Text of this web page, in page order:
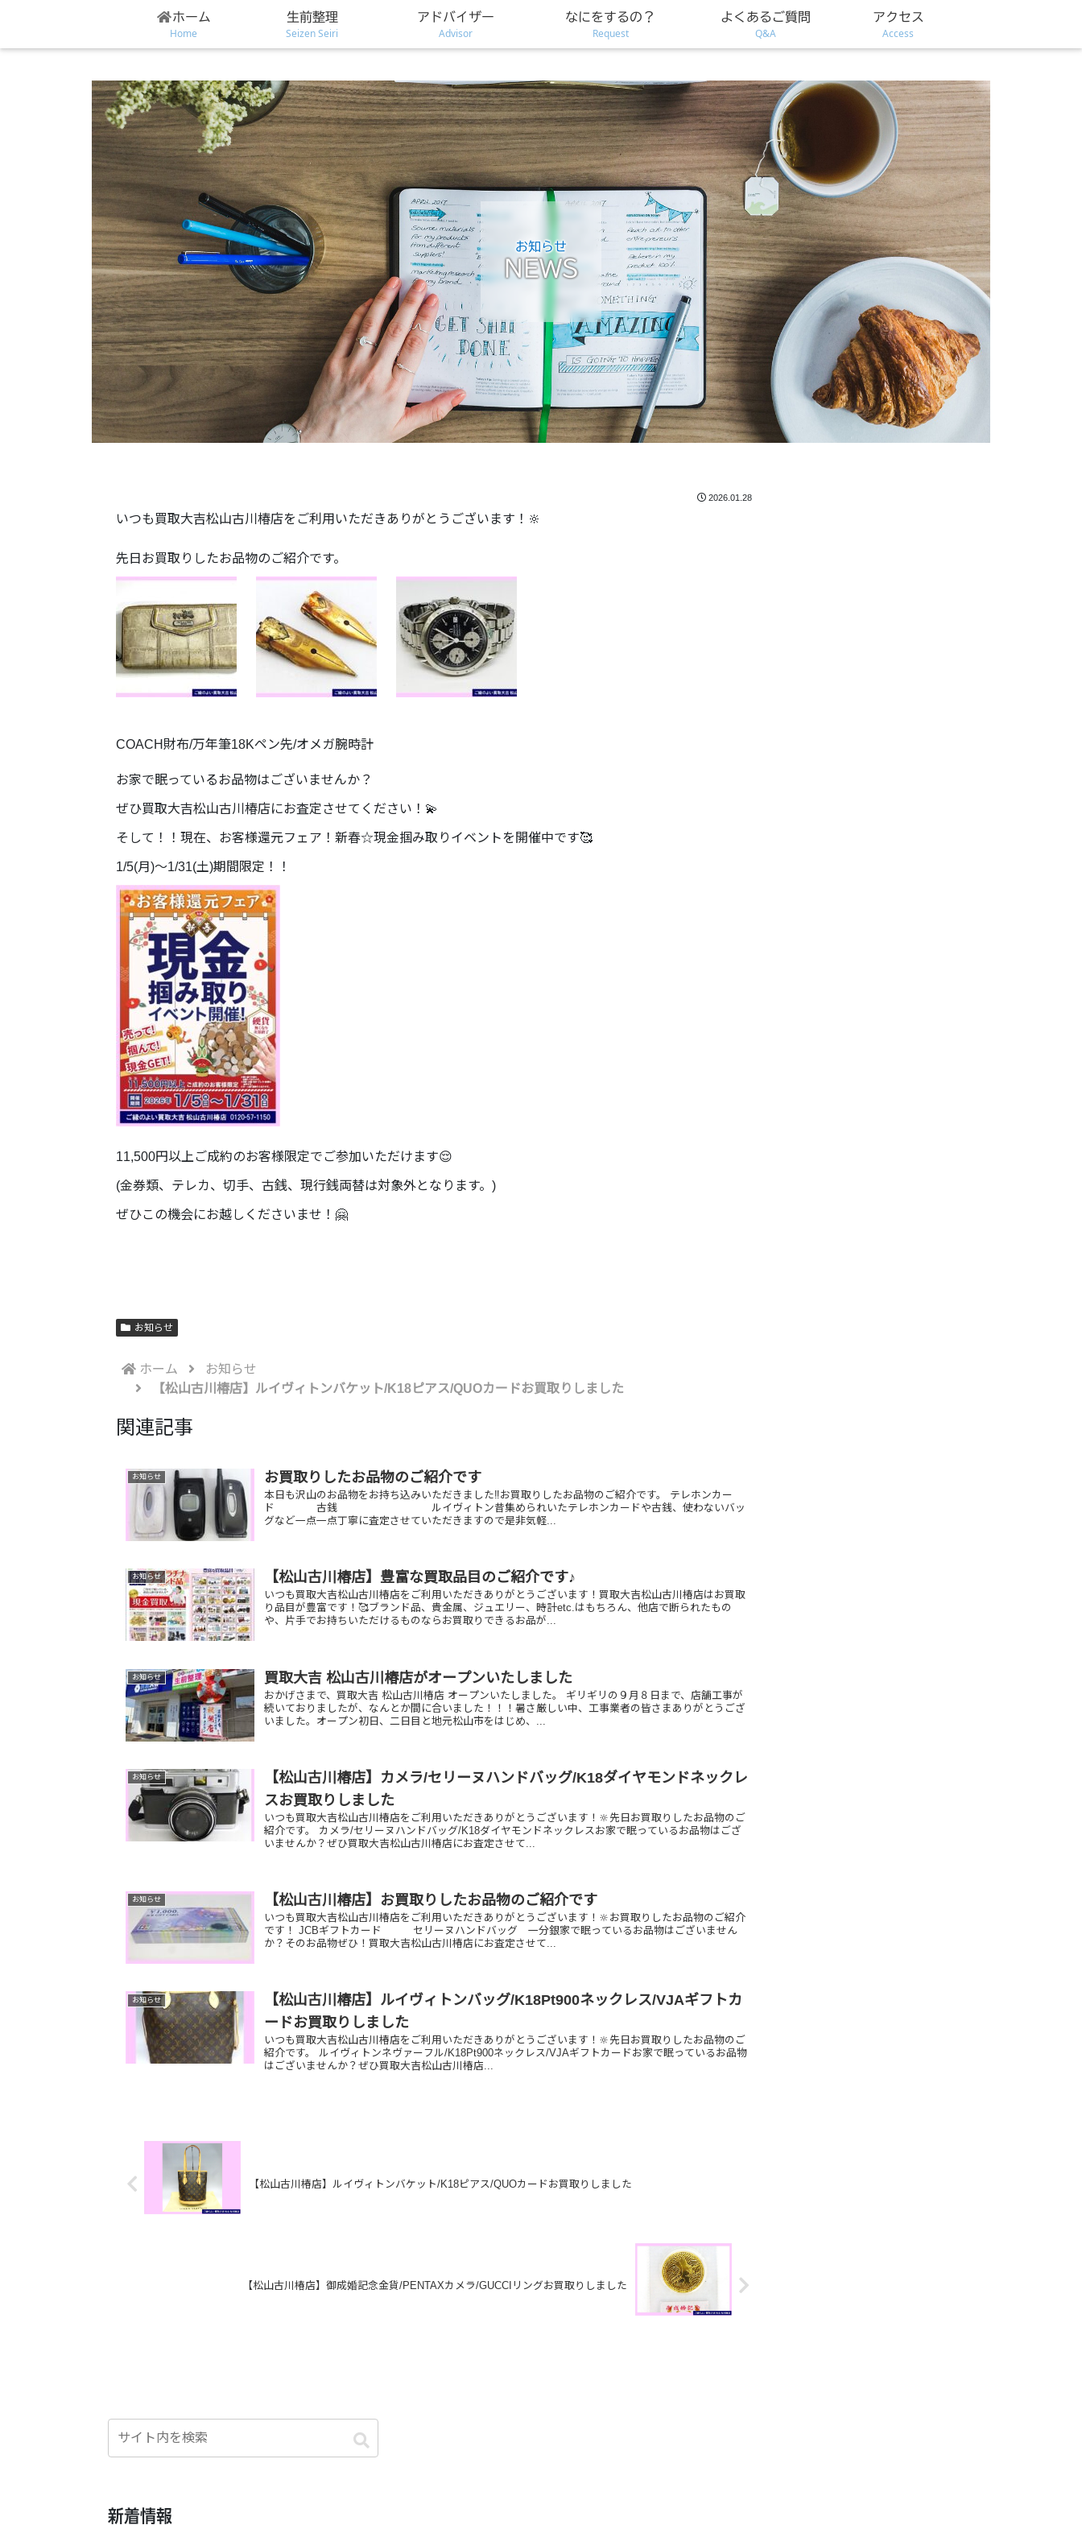
お知らせ
NEWS
ホーム
Home
生前整理
Seizen Seiri
アドバイザー
Advisor
なにをするの？
Request
よくあるご質問
Q&A
アクセス
Access
2026.01.28
いつも買取大吉松山古川椿店をご利用いただきありがとうございます！🔆
先日お買取りしたお品物のご紹介です。
COACH財布/万年筆18Kペン先/オメガ腕時計
お家で眠っているお品物はございませんか？
ぜひ買取大吉松山古川椿店にお査定させてください！💫
そして！！現在、お客様還元フェア！新春☆現金掴み取りイベントを開催中です🥰
1/5(月)～1/31(土)期間限定！！
11,500円以上ご成約のお客様限定でご参加いただけます😌
(金券類、テレカ、切手、古銭、現行銭両替は対象外となります。)
ぜひこの機会にお越しくださいませ！🤗
お知らせ
ホーム
お知らせ
【松山古川椿店】ルイヴィトンバケット/K18ピアス/QUOカードお買取りしました
関連記事
お知らせ お買取りしたお品物のご紹介です
本日も沢山のお品物をお持ち込みいただきました‼️お買取りしたお品物のご紹介です。 テレホンカー
ド 古銭 ルイヴィトン昔集められいたテレホンカードや古銭、使わないバッ
グなど一点一点丁寧に査定させていただきますので是非気軽...
お知らせ 【松山古川椿店】豊富な買取品目のご紹介です♪
いつも買取大吉松山古川椿店をご利用いただきありがとうございます！買取大吉松山古川椿店はお買取
り品目が豊富です！🥰ブランド品、貴金属、ジュエリー、時計etc.はもちろん、他店で断られたもの
や、片手でお持ちいただけるものならお買取りできるお品が...
お知らせ 買取大吉 松山古川椿店がオープンいたしました
おかげさまで、買取大吉 松山古川椿店 オープンいたしました。 ギリギリの９月８日まで、店舗工事が
続いておりましたが、なんとか間に合いました！！！暑さ厳しい中、工事業者の皆さまありがとうござ
いました。オープン初日、二日目と地元松山市をはじめ、...
お知らせ
【松山古川椿店】カメラ/セリーヌハンドバッグ/K18ダイヤモンドネックレ
スお買取りしました
いつも買取大吉松山古川椿店をご利用いただきありがとうございます！🔆先日お買取りしたお品物のご
紹介です。 カメラ/セリーヌハンドバッグ/K18ダイヤモンドネックレスお家で眠っているお品物はござ
いませんか？ぜひ買取大吉松山古川椿店にお査定させて...
お知らせ 【松山古川椿店】お買取りしたお品物のご紹介です
いつも買取大吉松山古川椿店をご利用いただきありがとうございます！🔆お買取りしたお品物のご紹介
です！ JCBギフトカード セリーヌハンドバッグ 一分銀家で眠っているお品物はございません
か？そのお品物ぜひ！買取大吉松山古川椿店にお査定させて...
お知らせ
【松山古川椿店】ルイヴィトンバッグ/K18Pt900ネックレス/VJAギフトカ
ードお買取りしました
いつも買取大吉松山古川椿店をご利用いただきありがとうございます！🔆先日お買取りしたお品物のご
紹介です。 ルイヴィトンネヴァーフル/K18Pt900ネックレス/VJAギフトカードお家で眠っているお品物
はございませんか？ぜひ買取大吉松山古川椿店...
【松山古川椿店】ルイヴィトンバケット/K18ピアス/QUOカードお買取りしました
【松山古川椿店】御成婚記念金貨/PENTAXカメラ/GUCCIリングお買取りしました
新着情報